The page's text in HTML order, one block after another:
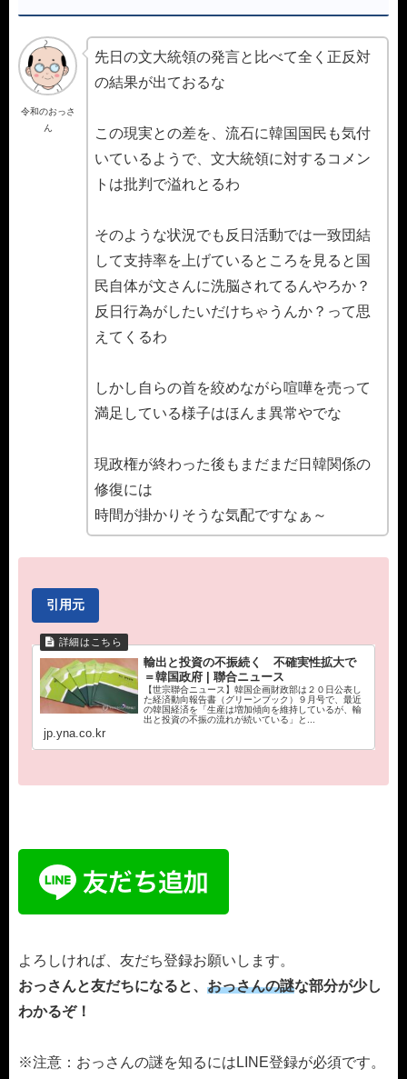
令和のおっさ
ん
先日の文大統領の発言と比べて全く正反対
の結果が出ておるな
この現実との差を、流石に韓国国民も気付
いているようで、文大統領に対するコメン
トは批判で溢れとるわ
そのような状況でも反日活動では一致団結
して支持率を上げているところを見ると国
民自体が文さんに洗脳されてるんやろか？
反日行為がしたいだけちゃうんか？って思
えてくるわ
しかし自らの首を絞めながら喧嘩を売って
満足している様子はほんま異常やでな
現政権が終わった後もまだまだ日韓関係の
修復には
時間が掛かりそうな気配ですなぁ～
引用元
輸出と投資の不振続く 不確実性拡大で
＝韓国政府 | 聯合ニュース
【世宗聯合ニュース】韓国企画財政部は２０日公表し
た経済動向報告書（グリーンブック）９月号で、最近
の韓国経済を「生産は増加傾向を維持しているが、輸
出と投資の不振の流れが続いている」と...
jp.yna.co.kr
よろしければ、友だち登録お願いします。
おっさんと友だちになると、 おっさんの謎な部分が少し
わかるぞ！
※注意：おっさんの謎を知るにはLINE登録が必須です。